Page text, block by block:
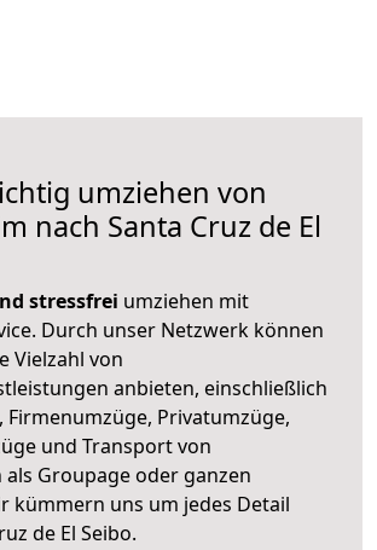
umziehen von
nach Santa Cruz de El
stressfrei umziehen mit
Durch unser Netzwerk können
Vielzahl von
anbieten, einschließlich
Firmenumzüge, Privatumzüge,
und Transport von
als Groupage oder ganzen
kümmern uns um jedes Detail
de El Seibo.